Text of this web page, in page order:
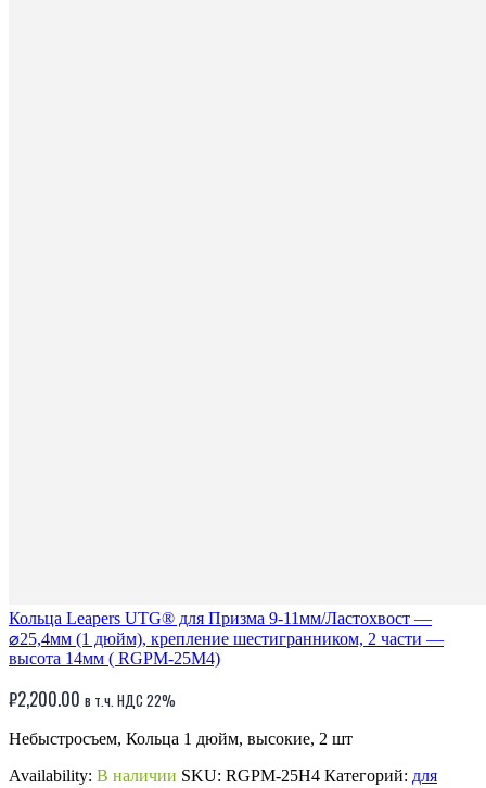
Кольца Leapers UTG® для Призма 9-11мм/Ластохвост —
⌀25,4мм (1 дюйм), крепление шестигранником, 2 части —
высота 14мм ( RGPM-25M4)
₽2,200.00 в т.ч. НДС 22%
Небыстросъем, Кольца 1 дюйм, высокие, 2 шт
Availability: В наличии SKU: RGPM-25H4 Категорий: для